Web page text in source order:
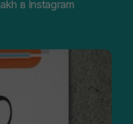
в Instagram